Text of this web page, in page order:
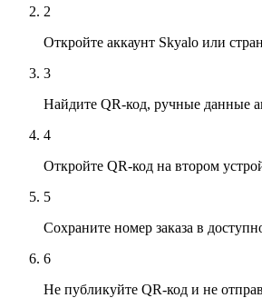
2
Откройте аккаунт Skyalo или
3
Найдите QR-код, ручные данные
4
Откройте QR-код на втором
5
Сохраните номер заказа в
6
Не публикуйте QR-код и не